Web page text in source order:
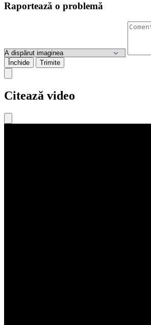
Raportează o problemă
Închide Trimite
Citează video